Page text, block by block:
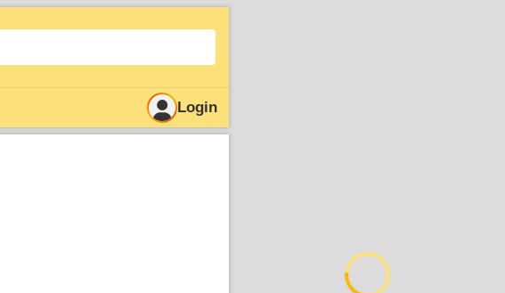
Login